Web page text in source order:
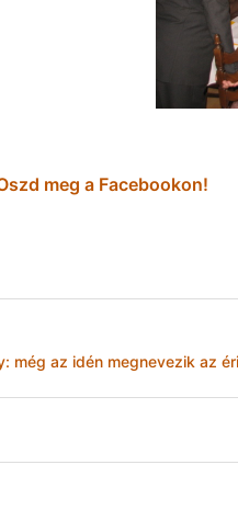
meg a Facebookon!